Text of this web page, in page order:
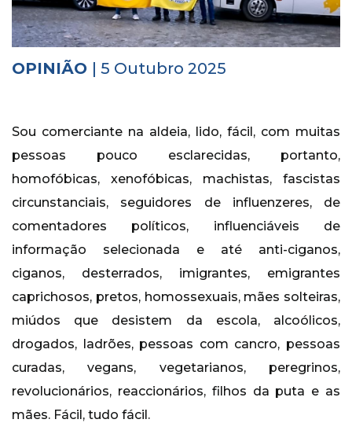
Vídeos
Contactos
OPINIÃO | 5 Outubro 2025
Sou comerciante na aldeia, lido, fácil, com muitas
pessoas pouco esclarecidas, portanto,
homofóbicas, xenofóbicas, machistas, fascistas
circunstanciais, seguidores de influenzeres, de
comentadores políticos, influenciáveis de
informação selecionada e até anti-ciganos,
ciganos, desterrados, imigrantes, emigrantes
caprichosos, pretos, homossexuais, mães solteiras,
miúdos que desistem da escola, alcoólicos,
drogados, ladrões, pessoas com cancro, pessoas
curadas, vegans, vegetarianos, peregrinos,
revolucionários, reaccionários, filhos da puta e as
mães. Fácil, tudo fácil.